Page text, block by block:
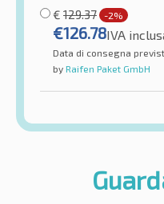
€ 129.37 -2%
€126.78IVA
Data di consegna
by Raifen Paket GmbH